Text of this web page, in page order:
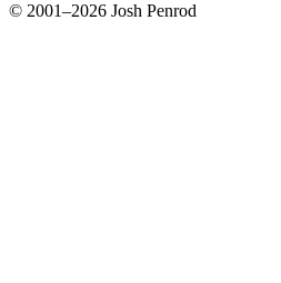
© 2001–2026 Josh Penrod